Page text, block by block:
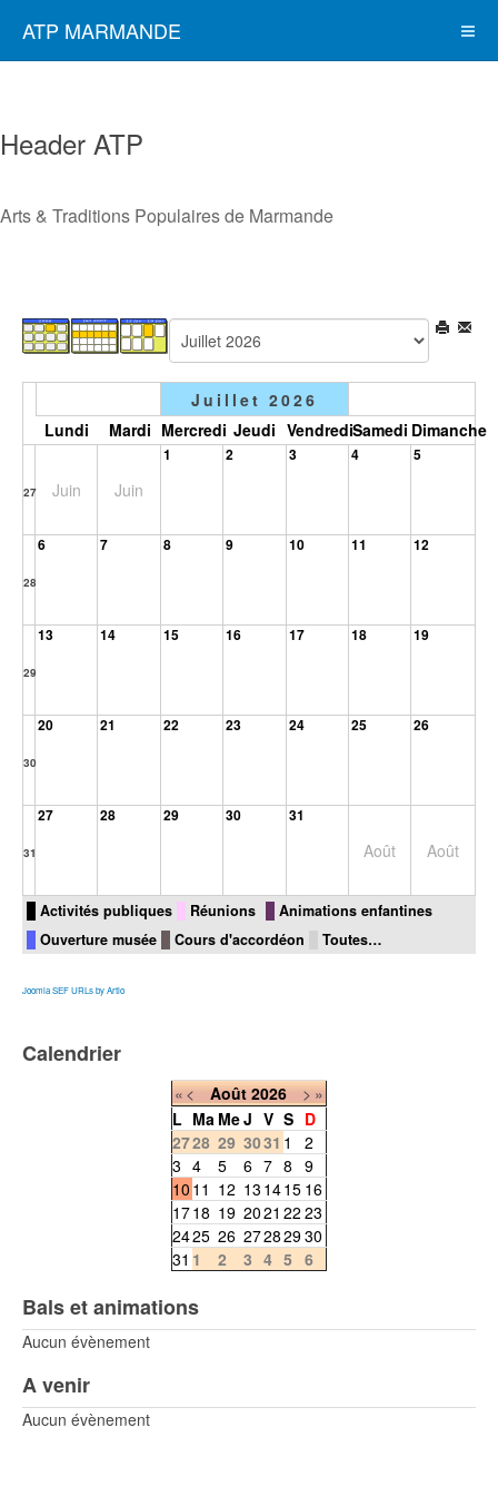
ATP MARMANDE
Header ATP
Arts & Traditions Populaires de Marmande
Juillet 2026
Lundi
Mardi Mercredi Jeudi VendrediSamedi Dimanche
27 Juin Juin
1 2 3 4 5
28
6 7 8 9 10 11 12
29
13 14 15 16 17 18 19
30
20 21 22 23 24 25 26
31
27 28 29 30 31
Août Août
Activités publiques Réunions
Animations enfantines
Ouverture musée
Cours d'accordéon Toutes…
Joomla SEF URLs by Artio
Calendrier
«< Août 2026 >»
L Ma MeJ V S D
2728 29 3031 1
2
3 4 5 6 7 8 9
10 11 12 13 1415 16
1718 19 2021 22 23
2425 26 27282930
31 1 2 3 4 5 6
Bals et animations
Aucun évènement
A venir
Aucun évènement